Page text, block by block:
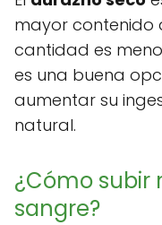
mayor contenido
cantidad es
es una buena
aumentar su
natural.
¿Cómo subir
sangre?